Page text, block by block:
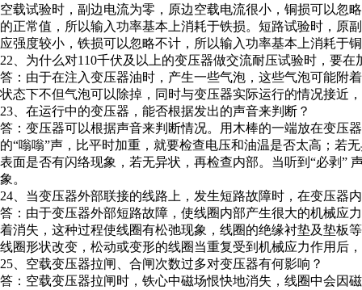
空载试验时，副边电流为零，原边空载电流很小，铜损可以忽
的正常值，所以输入功率基本上消耗于铁损。短路试验时，原
应强度较小，铁损可以忽略不计，所以输入功率基本上消耗于
22、为什么对110千伏及以上的变压器做交流耐压试验时，要
答：由于在注入变压器油时，产生一些气泡，这些气泡可能附
状态下不但气泡可以除掉，同时与变压器实际运行的情况接近
23、在运行中的变压器，能否根据发出的声音来判断？
答：变压器可以根据声音来判断情况。用木棒的一端放在变压
的“嗡嗡”声，比平时加重，就要检查电压和油温是否太高；若
表面是否有闪络现象，若无异状，再检查内部。当听到“必剥”
象。
24、当变压器外部联接的线路上，发生短路故障时，在变压器
答：由于变压器外部短路故障，使线圈内部产生很大的机械应
着消失，这种过程使线圈有松弛现象，线圈的绝缘衬垫及垫板
线圈形状改变，松动或变形的线圈当重复受到机械应力作用后
25、空载变压器拉闸、合闸次数过多对变压器有何影响？
答：空载变压器拉闸时，铁心中磁场恨快地消失，线圈中会因